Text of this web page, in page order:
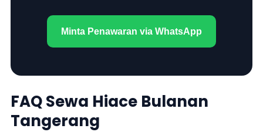
Minta Penawaran via WhatsApp
FAQ Sewa Hiace Bulanan
Tangerang